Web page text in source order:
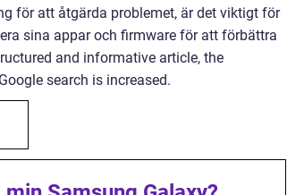
för att åtgärda problemet, är det viktigt för
sina appar och firmware för att förbättra
and informative article, the
search is increased.